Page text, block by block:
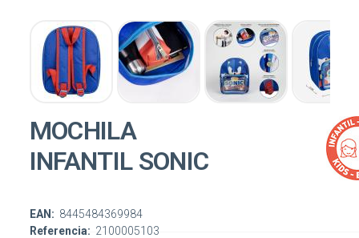
MOCHILA
INFANTIL SONIC
Referencia: 2100005103
EAN: 8445484369984